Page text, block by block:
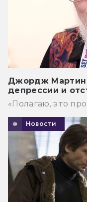
Джордж Мартин
депрессии и
«Полагаю, это
Новости